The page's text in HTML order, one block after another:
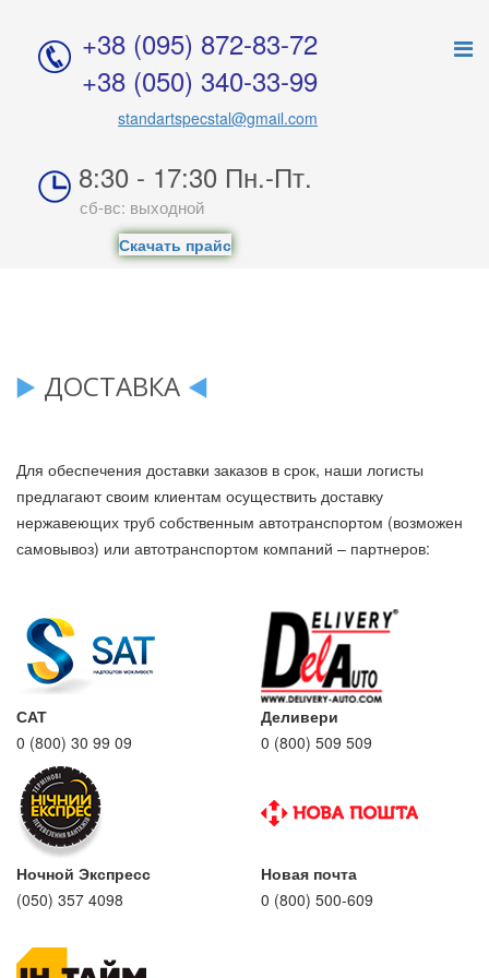
+38 (095) 872-83-72
+38 (050) 340-33-99
standartspecstal@gmail.com
8:30 - 17:30 Пн.-Пт.
сб-вс: выходной
Скачать прайс
ДОСТАВКА
Для обеспечения доставки заказов в срок, наши логисты
предлагают своим клиентам осуществить доставку
нержавеющих труб собственным автотранспортом (возможен
самовывоз) или автотранспортом компаний – партнеров:
САТ
0 (800) 30 99 09
Деливери
0 (800) 509 509
Ночной Экспресс
(050) 357 4098
Новая почта
0 (800) 500-609